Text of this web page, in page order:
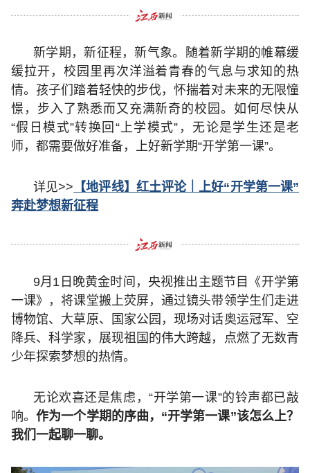
新学期，新征程，新气象。随着新学期的帷幕缓
缓拉开，校园里再次洋溢着青春的气息与求知的热
情。孩子们踏着轻快的步伐，怀揣着对未来的无限憧
憬，步入了熟悉而又充满新奇的校园。如何尽快从
“假日模式”转换回“上学模式”，无论是学生还是老
师，都需要做好准备，上好新学期“开学第一课”。
详见>> 【地评线】红土评论｜上好“开学第一课”
奔赴梦想新征程
9月1日晚黄金时间，央视推出主题节目《开学第
一课》，将课堂搬上荧屏，通过镜头带领学生们走进
博物馆、大草原、国家公园，现场对话奥运冠军、空
降兵、科学家，展现祖国的伟大跨越，点燃了无数青
少年探索梦想的热情。
无论欢喜还是焦虑，“开学第一课”的铃声都已敲
响。作为一个学期的序曲，“开学第一课”该怎么上？
我们一起聊一聊。